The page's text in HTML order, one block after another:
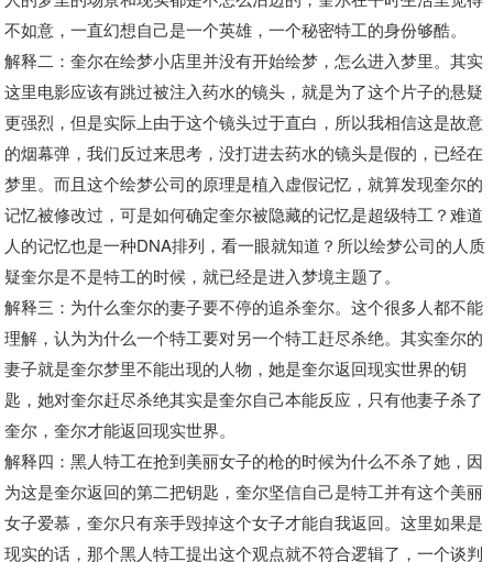
不如意，一直幻想自己是一个英雄，一个秘密特工的身份够酷。
解释二：奎尔在绘梦小店里并没有开始绘梦，怎么进入梦里。其实
这里电影应该有跳过被注入药水的镜头，就是为了这个片子的悬疑
更强烈，但是实际上由于这个镜头过于直白，所以我相信这是故意
的烟幕弹，我们反过来思考，没打进去药水的镜头是假的，已经在
梦里。而且这个绘梦公司的原理是植入虚假记忆，就算发现奎尔的
记忆被修改过，可是如何确定奎尔被隐藏的记忆是超级特工？难道
人的记忆也是一种DNA排列，看一眼就知道？所以绘梦公司的人质
疑奎尔是不是特工的时候，就已经是进入梦境主题了。
解释三：为什么奎尔的妻子要不停的追杀奎尔。这个很多人都不能
理解，认为为什么一个特工要对另一个特工赶尽杀绝。其实奎尔的
妻子就是奎尔梦里不能出现的人物，她是奎尔返回现实世界的钥
匙，她对奎尔赶尽杀绝其实是奎尔自己本能反应，只有他妻子杀了
奎尔，奎尔才能返回现实世界。
解释四：黑人特工在抢到美丽女子的枪的时候为什么不杀了她，因
为这是奎尔返回的第二把钥匙，奎尔坚信自己是特工并有这个美丽
女子爱慕，奎尔只有亲手毁掉这个女子才能自我返回。这里如果是
现实的话，那个黑人特工提出这个观点就不符合逻辑了，一个谈判